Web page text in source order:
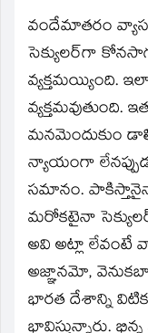
వందేమాతరం
సెక్యులర్‌గా
వ్యక్తమయ్యింది.
వ్యక్తమవుతుంది.
మనమెందుకుం
న్యాయంగా
సమానం.
మరోకటైనా
అవి అట్లా
అజ్ఞానమో,
భారత దేశాన్ని